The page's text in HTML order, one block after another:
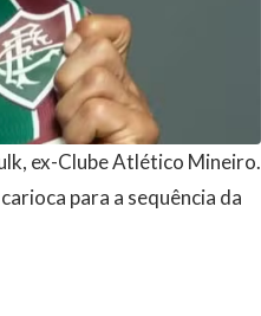
ex-Clube Atlético Mineiro.
para a sequência da